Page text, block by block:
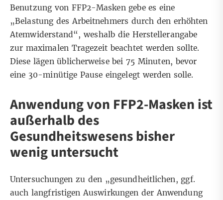
Benutzung von FFP2-Masken gebe es eine
„Belastung des Arbeitnehmers durch den erhöhten
Atemwiderstand“, weshalb die Herstellerangabe
zur maximalen Tragezeit beachtet werden sollte.
Diese lägen üblicherweise bei 75 Minuten, bevor
eine 30-minütige Pause eingelegt werden solle.
Anwendung von FFP2-Masken ist
außerhalb des
Gesundheitswesens bisher
wenig untersucht
Untersuchungen zu den „gesundheitlichen, ggf.
auch langfristigen Auswirkungen der Anwendung